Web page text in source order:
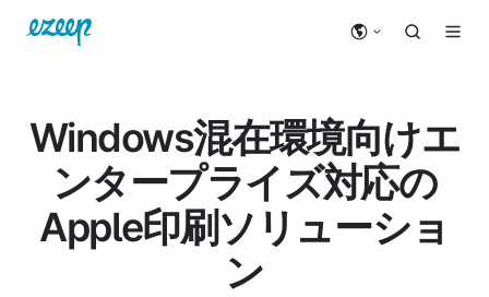
Windows混在環境向けエ
ンタープライズ対応の
Apple印刷ソリューショ
ン